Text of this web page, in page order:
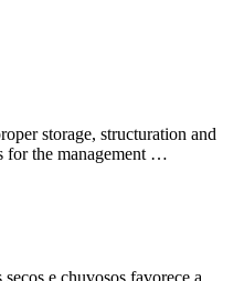
storage, structuration and
for the management …
e chuvosos favorece a